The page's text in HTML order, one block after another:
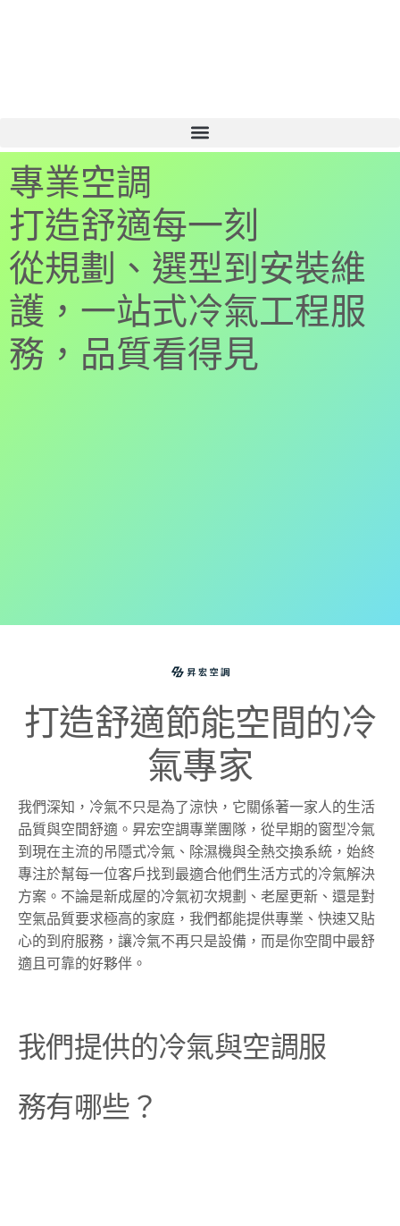
專業空調
打造舒適每一刻
從規劃、選型到安裝維
護，一站式冷氣工程服
務，品質看得見
打造舒適節能空間的冷
氣專家
我們深知，冷氣不只是為了涼快，它關係著一家人的生活
品質與空間舒適。昇宏空調專業團隊，從早期的窗型冷氣
到現在主流的吊隱式冷氣、除濕機與全熱交換系統，始終
專注於幫每一位客戶找到最適合他們生活方式的冷氣解決
方案。不論是新成屋的冷氣初次規劃、老屋更新、還是對
空氣品質要求極高的家庭，我們都能提供專業、快速又貼
心的到府服務，讓冷氣不再只是設備，而是你空間中最舒
適且可靠的好夥伴。
我們提供的冷氣與空調服
務有哪些？